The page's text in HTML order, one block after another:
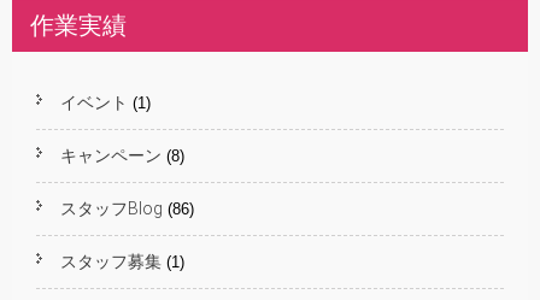
作業実績
イベント (1)
キャンペーン (8)
スタッフBlog (86)
スタッフ募集 (1)